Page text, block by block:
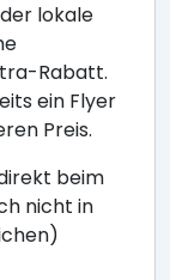
lokale
Rabatt.
ein Flyer
Preis.
beim
nicht in